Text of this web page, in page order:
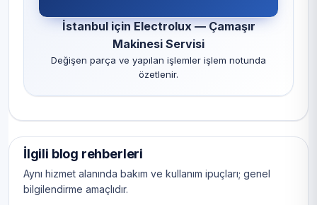
İstanbul için Electrolux — Çamaşır
Makinesi Servisi
Değişen parça ve yapılan işlemler işlem notunda
özetlenir.
İlgili blog rehberleri
Aynı hizmet alanında bakım ve kullanım ipuçları; genel
bilgilendirme amaçlıdır.